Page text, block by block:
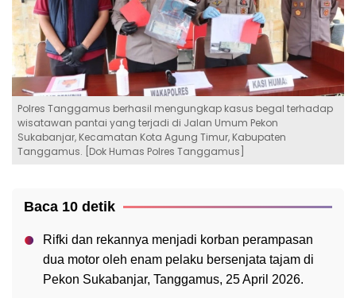
Polres Tanggamus berhasil mengungkap kasus begal terhadap
wisatawan pantai yang terjadi di Jalan Umum Pekon
Sukabanjar, Kecamatan Kota Agung Timur, Kabupaten
Tanggamus. [Dok Humas Polres Tanggamus]
Baca 10 detik
Rifki dan rekannya menjadi korban perampasan
dua motor oleh enam pelaku bersenjata tajam di
Pekon Sukabanjar, Tanggamus, 25 April 2026.